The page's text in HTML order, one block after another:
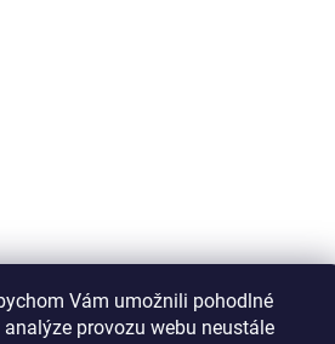
Vám umožnili pohodlné
provozu webu neustále
Instagramu